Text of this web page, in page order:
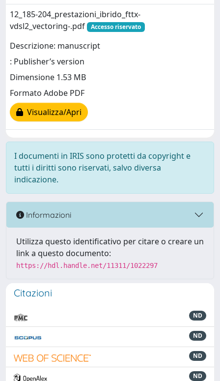
12_185-204_prestazioni_ibrido_fttx-
vdsl2_vectoring-.pdf
Accesso riservato
Descrizione: manuscript
: Publisher’s version
Dimensione 1.53 MB
Formato Adobe PDF
Visualizza/Apri
I documenti in IRIS sono protetti da copyright e
tutti i diritti sono riservati, salvo diversa
indicazione.
Informazioni
Utilizza questo identificativo per citare o creare un
link a questo documento:
https://hdl.handle.net/11311/1022297
Citazioni
ND
ND
ND
ND